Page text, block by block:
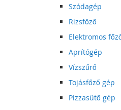
Szódagép
Rizsfőző
Elektromos
Aprítógép
Vízszűrő
Tojásfőző gép
Pizzasütő gép